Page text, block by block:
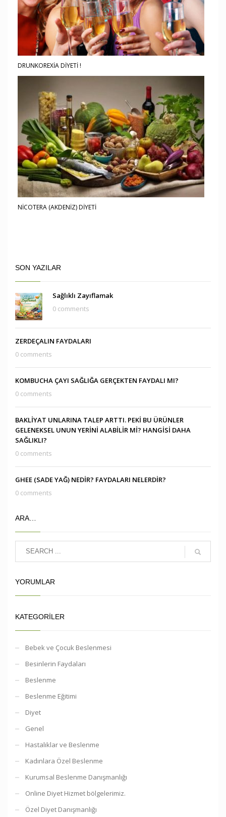
DRUNKOREXİA DİYETİ !
NİCOTERA (AKDENİZ) DİYETİ
SON YAZILAR
Sağlıklı Zayıflamak
0 comments
ZERDEÇALIN FAYDALARI
0 comments
KOMBUCHA ÇAYI SAĞLIĞA GERÇEKTEN FAYDALI MI?
0 comments
BAKLİYAT UNLARINA TALEP ARTTI. PEKİ BU ÜRÜNLER
GELENEKSEL UNUN YERİNİ ALABİLİR Mİ? HANGİSİ DAHA
SAĞLIKLI?
0 comments
GHEE (SADE YAĞ) NEDİR? FAYDALARI NELERDİR?
0 comments
ARA…
YORUMLAR
KATEGORILER
Bebek ve Çocuk Beslenmesi
Besinlerin Faydaları
Beslenme
Beslenme Eğitimi
Diyet
Genel
Hastalıklar ve Beslenme
Kadınlara Özel Beslenme
Kurumsal Beslenme Danışmanlığı
Online Diyet Hizmet bölgelerimiz.
Özel Diyet Danışmanlığı